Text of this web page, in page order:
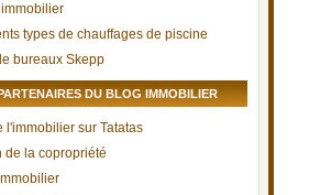
types de chauffages de piscine
bureaux Skepp
DU BLOG IMMOBILIER
l'immobilier sur Tatatas
de la copropriété